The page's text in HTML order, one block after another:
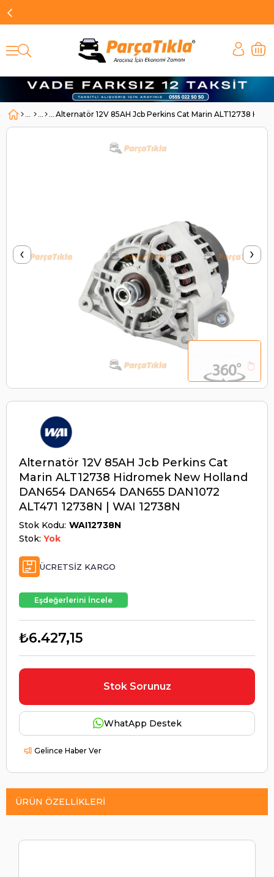
Alternatör 12V 85AH Jcb Perkins Cat Marin ALT12738
‹ ›
Alternatör 12V 85AH Jcb Perkins Cat
Marin ALT12738 Hidromek New Holland
DAN654 DAN654 DAN655 DAN1072
ALT471 12738N | WAI 12738N
Stok Kodu WAI12738N
Stok: Yok
ÜCRETSIZ KARGO
Eşdeğerlerini İncele
₺6.427,15
Stok Sorunuz
WhatApp Destek
Gelince Haber Ver
ÜRÜN ÖZELLIKLERI